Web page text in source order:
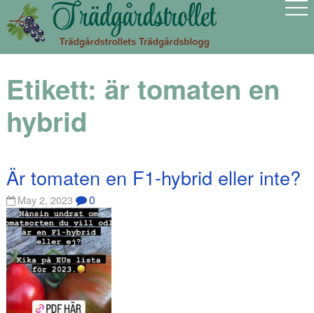
Etikett: är tomaten en
hybrid
Är tomaten en F1-hybrid eller inte?
May 2, 2023 0